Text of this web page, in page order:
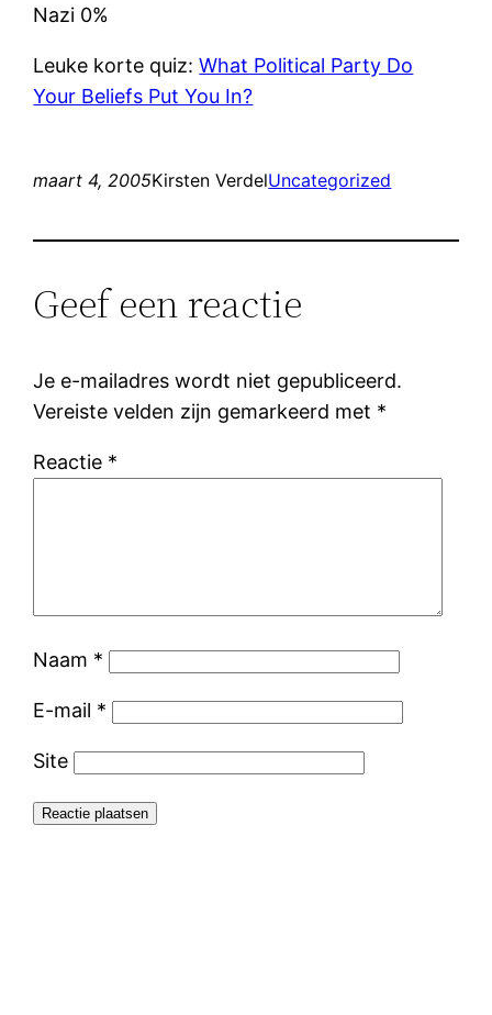
Nazi 0%
Leuke korte quiz:What Political Party Do
Your Beliefs Put You In?
maart 4, 2005Kirsten VerdelUncategorized
Geef een reactie
Je e-mailadres wordt niet gepubliceerd.
Vereiste velden zijn gemarkeerd met *
Reactie *
Naam *
E-mail *
Site